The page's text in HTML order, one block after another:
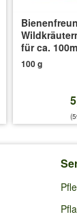
für ca.
100 g